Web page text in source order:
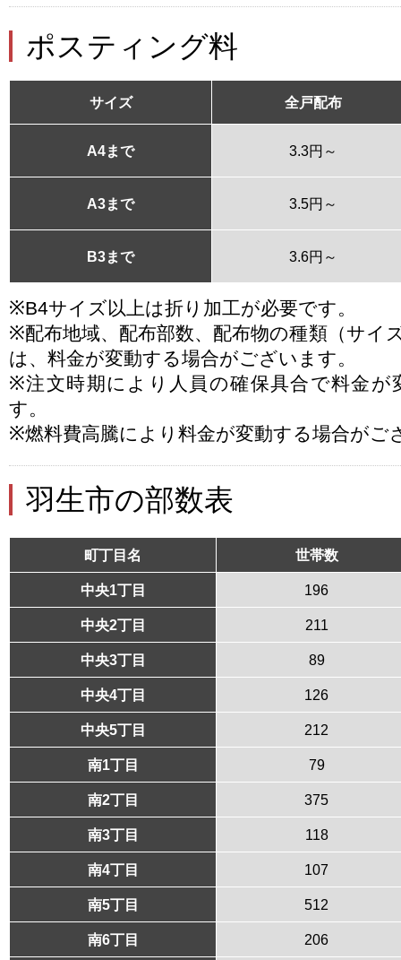
ポスティング料
サイズ 全戸配布
A4まで 3.3円～
A3まで 3.5円～
B3まで 3.6円～
※B4サイズ以上は折り加工が必要です。
※配布地域、配布部数、配布物の種類（サイ
は、料金が変動する場合がございます。
※注文時期により人員の確保具合で料金が
す。
※燃料費高騰により料金が変動する場合がご
羽生市の部数表
町丁目名 世帯数
中央1丁目 196
中央2丁目 211
中央3丁目 89
中央4丁目 126
中央5丁目 212
南1丁目 79
南2丁目 375
南3丁目 118
南4丁目 107
南5丁目 512
南6丁目 206